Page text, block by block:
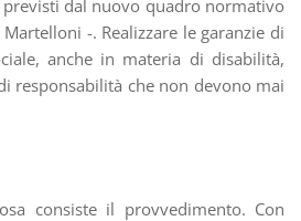
dal nuovo quadro normativo
-. Realizzare le garanzie di
anche in materia di disabilità,
responsabilità che non devono mai
consiste il provvedimento. Con